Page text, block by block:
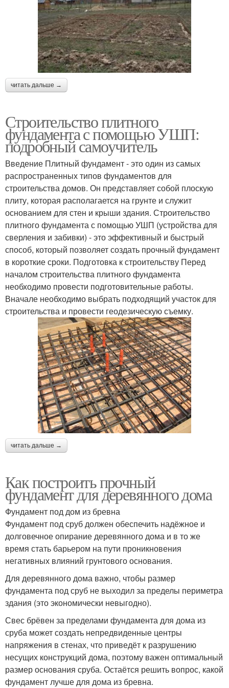
читать дальше →
Строительство плитного
фундамента с помощью УШП:
подробный самоучитель
Введение Плитный фундамент - это один из самых
распространенных типов фундаментов для
строительства домов. Он представляет собой плоскую
плиту, которая располагается на грунте и служит
основанием для стен и крыши здания. Строительство
плитного фундамента с помощью УШП (устройства для
сверления и забивки) - это эффективный и быстрый
способ, который позволяет создать прочный фундамент
в короткие сроки. Подготовка к строительству Перед
началом строительства плитного фундамента
необходимо провести подготовительные работы.
Вначале необходимо выбрать подходящий участок для
строительства и провести геодезическую съемку.
читать дальше →
Как построить прочный
фундамент для деревянного дома
Фундамент под дом из бревна
Фундамент под сруб должен обеспечить надёжное и
долговечное опирание деревянного дома и в то же
время стать барьером на пути проникновения
негативных влияний грунтового основания.
Для деревянного дома важно, чтобы размер
фундамента под сруб не выходил за пределы периметра
здания (это экономически невыгодно).
Свес брёвен за пределами фундамента для дома из
сруба может создать непредвиденные центры
напряжения в стенах, что приведёт к разрушению
несущих конструкций дома, поэтому важен оптимальный
размер основания сруба. Остаётся решить вопрос, какой
фундамент лучше для дома из бревна.